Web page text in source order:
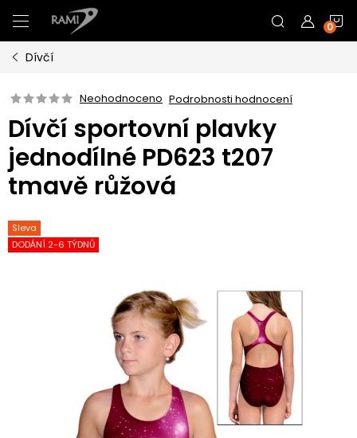
na
obsah
Dívčí
Neohodnoceno Podrobnosti hodnocení
Dívčí sportovní plavky
jednodílné PD623 t207
tmavě růžová
Sleva
DODÁNÍ 2-6 TÝDNŮ